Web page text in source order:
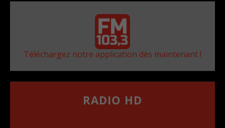
Téléchargez notre application dès maintenant !
RADIO HD